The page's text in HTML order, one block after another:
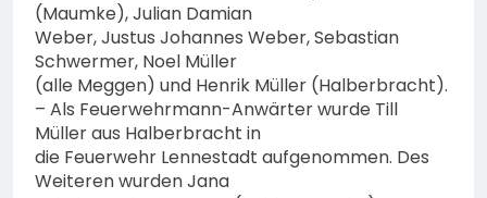
(Maumke), Julian Damian
Weber, Justus Johannes Weber, Sebastian
Schwermer, Noel Müller
(alle Meggen) und Henrik Müller (Halberbracht).
– Als Feuerwehrmann-Anwärter wurde Till
Müller aus Halberbracht in
die Feuerwehr Lennestadt aufgenommen. Des
Weiteren wurden Jana